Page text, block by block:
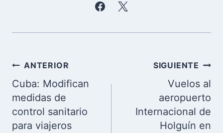
Navegación
de
entradas
ANTERIOR
Cuba: Modifican
medidas de
control sanitario
para viajeros
SIGUIENTE
Vuelos al
aeropuerto
Internacional de
Holguín en